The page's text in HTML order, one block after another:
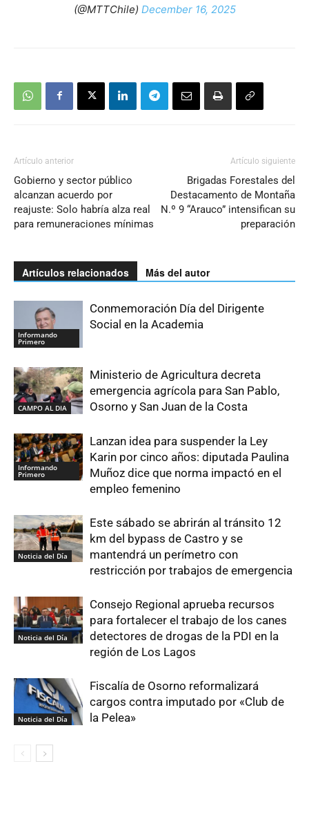
(@MTTChile) December 16, 2025
Artículo anterior
Gobierno y sector público
alcanzan acuerdo por
reajuste: Solo habría alza real
para remuneraciones mínimas
Artículo siguiente
Brigadas Forestales del
Destacamento de Montaña
N.º 9 “Arauco” intensifican su
preparación
Artículos relacionados Más del autor
Informando
Primero
Conmemoración Día del Dirigente
Social en la Academia
CAMPO AL DIA
Ministerio de Agricultura decreta
emergencia agrícola para San Pablo,
Osorno y San Juan de la Costa
Informando
Primero
Lanzan idea para suspender la Ley
Karin por cinco años: diputada Paulina
Muñoz dice que norma impactó en el
empleo femenino
Noticia del Día
Este sábado se abrirán al tránsito 12
km del bypass de Castro y se
mantendrá un perímetro con
restricción por trabajos de emergencia
Noticia del Día
Consejo Regional aprueba recursos
para fortalecer el trabajo de los canes
detectores de drogas de la PDI en la
región de Los Lagos
Noticia del Día
Fiscalía de Osorno reformalizará
cargos contra imputado por «Club de
la Pelea»